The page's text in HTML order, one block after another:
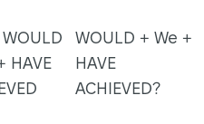
HAVE
WOULD + We +
HAVE
ACHIEVED?